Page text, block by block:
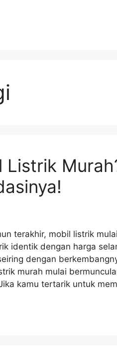
Listrik
terakhir, mobil listrik
identik dengan harga
dengan
murah mulai
kamu tertarik untuk